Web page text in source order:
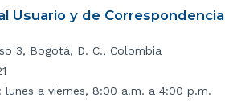
Usuario y de Correspondencia
3, Bogotá, D. C., Colombia
lunes a viernes, 8:00 a.m. a 4:00 p.m.